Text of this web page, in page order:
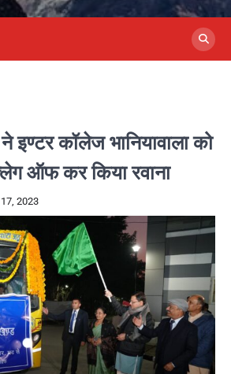
इण्टर कॉलेज भानियावाला को
ऑफ कर किया रवाना
2023